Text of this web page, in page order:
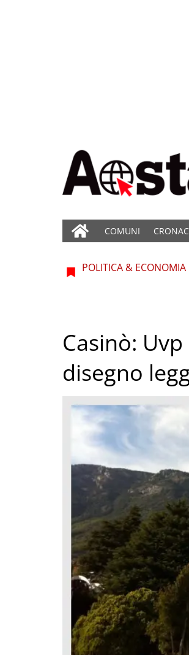
COMUNI
POLITICA & ECONOMIA
Casinò:
disegno